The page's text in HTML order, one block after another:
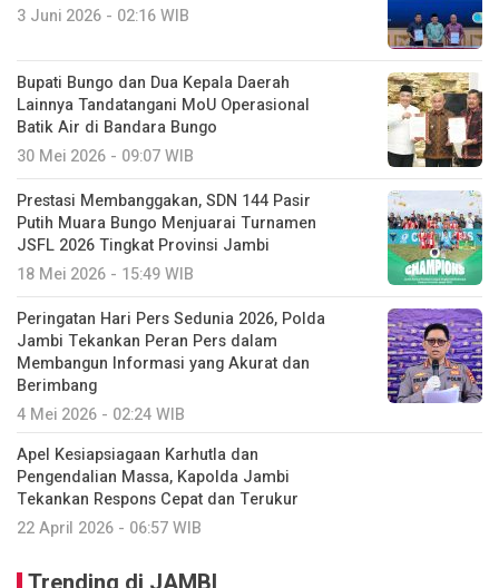
3 Juni 2026 - 02:16 WIB
Bupati Bungo dan Dua Kepala Daerah
Lainnya Tandatangani MoU Operasional
Batik Air di Bandara Bungo
30 Mei 2026 - 09:07 WIB
Prestasi Membanggakan, SDN 144 Pasir
Putih Muara Bungo Menjuarai Turnamen
JSFL 2026 Tingkat Provinsi Jambi
18 Mei 2026 - 15:49 WIB
Peringatan Hari Pers Sedunia 2026, Polda
Jambi Tekankan Peran Pers dalam
Membangun Informasi yang Akurat dan
Berimbang
4 Mei 2026 - 02:24 WIB
Apel Kesiapsiagaan Karhutla dan
Pengendalian Massa, Kapolda Jambi
Tekankan Respons Cepat dan Terukur
22 April 2026 - 06:57 WIB